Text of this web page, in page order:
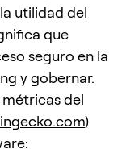
utilidad del
que
seguro en la
y gobernar.
del
)